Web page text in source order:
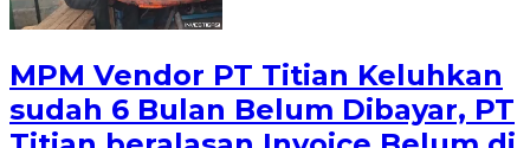
MPM Vendor PT Titian Keluhkan
sudah 6 Bulan Belum Dibayar, PT